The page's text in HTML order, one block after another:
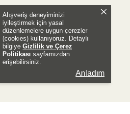
Alışveriş deneyiminizi
iyileştirmek için yasal
düzenlemelere uygun çerezler
(cookies) kullanıyoruz. Detaylı
bilgiye Gizlilik ve Çerez
Politikası sayfamızdan
erişebilirsiniz.
Anladım